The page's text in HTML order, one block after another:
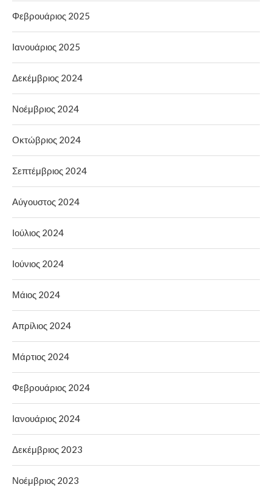
Φεβρουάριος 2025
Ιανουάριος 2025
Δεκέμβριος 2024
Νοέμβριος 2024
Οκτώβριος 2024
Σεπτέμβριος 2024
Αύγουστος 2024
Ιούλιος 2024
Ιούνιος 2024
Μάιος 2024
Απρίλιος 2024
Μάρτιος 2024
Φεβρουάριος 2024
Ιανουάριος 2024
Δεκέμβριος 2023
Νοέμβριος 2023